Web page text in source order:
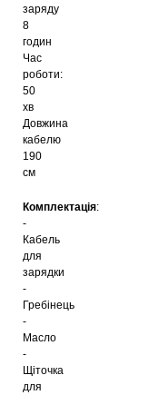
заряду
8
годин
Час
роботи:
50
хв
Довжина
кабелю
190
см
Комплектація:
-
Кабель
для
зарядки
-
Гребінець
-
Масло
-
Щіточка
для